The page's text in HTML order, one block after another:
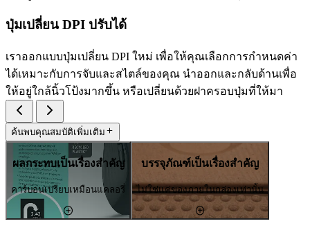
ปุ่มเปลี่ยน DPI ปรับได้
เราออกแบบปุ่มเปลี่ยน DPI ใหม่ เพื่อให้คุณเลือกการกำหนดค่า
ได้เหมาะกับการจับและสไตล์ของคุณ นำออกและกลับด้านเพื่อ
ให้อยู่ใกล้นิ้วโป้งมากขึ้น หรือเปลี่ยนด้วยฝาครอบปุ่มที่ให้มา
ค้นพบคุณสมบัติเพิ่มเติม
ผลกระทบเป็นเรื่องสำคัญ
คาร์บอนเปรียบเหมือนแคลอรี่
บรรจุภัณฑ์เป็นเรื่องสำคัญ
ไม่ใช่แค่ของภายในกล่องเท่านั้น